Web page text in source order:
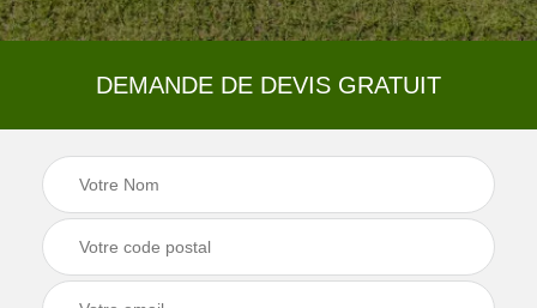
DEMANDE DE DEVIS GRATUIT